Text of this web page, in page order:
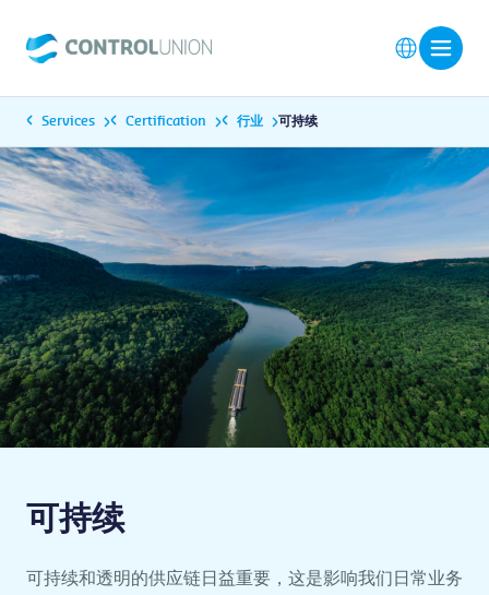
可持续
可持续和透明的供应链日益重要，这是影响我们日常业务
Services Certification 行业 可持续